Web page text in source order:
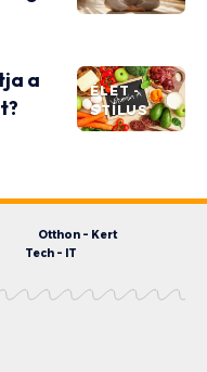
ÉLET -
STÍLUS
a
Otthon – Kert
Tech – IT